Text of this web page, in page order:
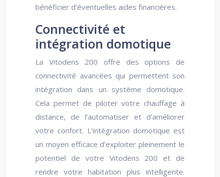
bénéficier d’éventuelles aides financières.
Connectivité et
intégration domotique
La Vitodens 200 offre des options de
connectivité avancées qui permettent son
intégration dans un système domotique.
Cela permet de piloter votre chauffage à
distance, de l’automatiser et d’améliorer
votre confort. L’intégration domotique est
un moyen efficace d’exploiter pleinement le
potentiel de votre Vitodens 200 et de
rendre votre habitation plus intelligente.